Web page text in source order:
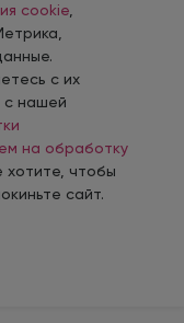
и
и запустите
cookie
с их
с нашей
на обработку
хотите, чтобы
сайт.